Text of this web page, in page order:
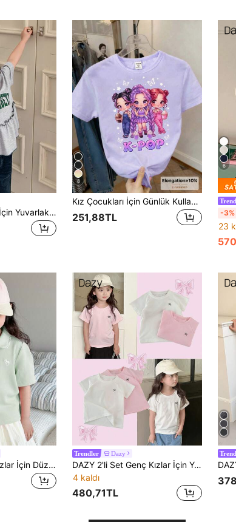
DAZY Genç Kızlar İçin Yuvarlak Yakalı Kısa Kollu İngilizce Harf Baskılı Tişört İlkbahar Yaz
8
Kız Çocukları İçin Günlük Kullanıma Uygun, Sevimli Çizgi Film Sanal İdolü, Dondurma, Kelebek, Yıldız, Kalp Desenli Tişört, İlkbahar, Yaz ve Sonbahar Mevsimlerine Uygun, Konforlu Günlük Giyim.
251,88TL
6
-3%
23
Dazy Kids Genç Kızlar İçin Düz Kısa Kollu Polo Yaka Tişört, Minimalist Moda, Yaz Paskalya
Trendler Dazy
DAZY 2'li Set Genç Kızlar İçin Yuvarlak Yaka Örgü Fiyonklu İşlemeli Tişört İlkbahar Yaz
4 kaldı
480,71TL